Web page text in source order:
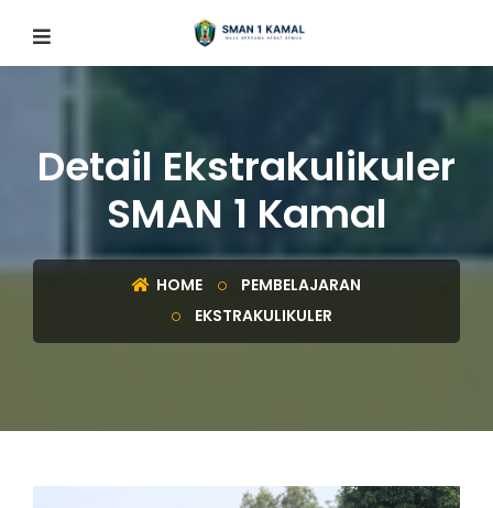
Detail Ekstrakulikuler
SMAN 1 Kamal
HOME
PEMBELAJARAN
EKSTRAKULIKULER